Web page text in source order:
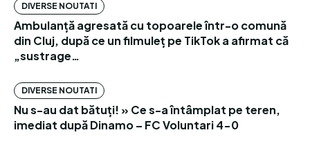
DIVERSE NOUTATI
Ambulanță agresată cu topoarele într-o comună
din Cluj, după ce un filmuleț pe TikTok a afirmat că
„sustrage…
DIVERSE NOUTATI
Nu s-au dat bătuți! » Ce s-a întâmplat pe teren,
imediat după Dinamo – FC Voluntari 4-0